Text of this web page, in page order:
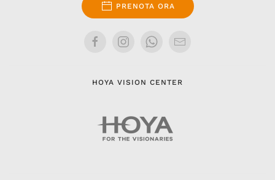
PRENOTA ORA
HOYA VISION CENTER